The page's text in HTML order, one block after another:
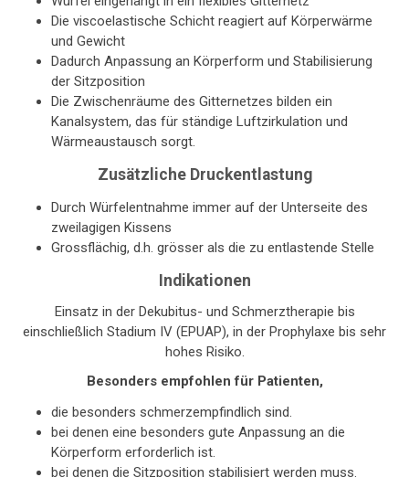
Die viscoelastische Schicht reagiert auf Körperwärme
und Gewicht
Dadurch Anpassung an Körperform und Stabilisierung
der Sitzposition
Die Zwischenräume des Gitternetzes bilden ein
Kanalsystem, das für ständige Luftzirkulation und
Wärmeaustausch sorgt.
Zusätzliche Druckentlastung
Durch Würfelentnahme immer auf der Unterseite des
zweilagigen Kissens
Grossflächig, d.h. grösser als die zu entlastende Stelle
Indikationen
Einsatz in der Dekubitus- und Schmerztherapie bis
einschließlich Stadium IV (EPUAP), in der Prophylaxe bis sehr
hohes Risiko.
Besonders empfohlen für Patienten,
die besonders schmerzempfindlich sind.
bei denen eine besonders gute Anpassung an die
Körperform erforderlich ist.
bei denen die Sitzposition stabilisiert werden muss.